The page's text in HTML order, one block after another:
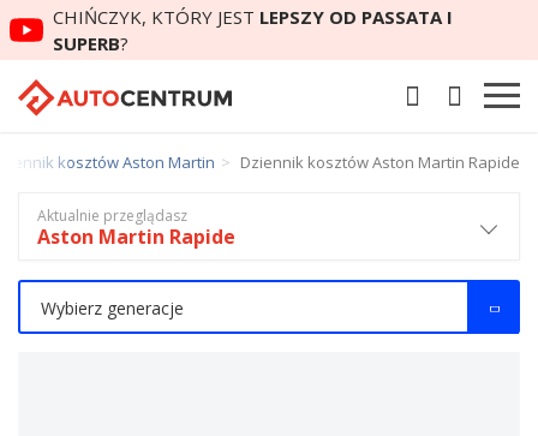
CHIŃCZYK, KTÓRY JEST LEPSZY OD PASSATA I
SUPERB?
kosztów Aston Martin Dziennik kosztów Aston Martin Rapide
Aktualnie przeglądasz
Aston Martin Rapide
Wybierz generacje